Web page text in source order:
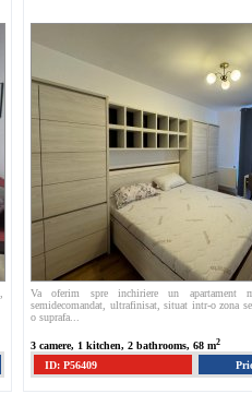
Va oferim spre inchiriere un apartament
semidecomandat, ultrafinisat, situat intr-o zona
o suprafa...
3 camere, 1 kitchen, 2 bathrooms, 68 m2
ID: P56409